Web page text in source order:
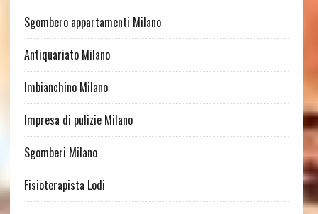
Sgombero appartamenti Milano
Antiquariato Milano
Imbianchino Milano
Impresa di pulizie Milano
Sgomberi Milano
Fisioterapista Lodi